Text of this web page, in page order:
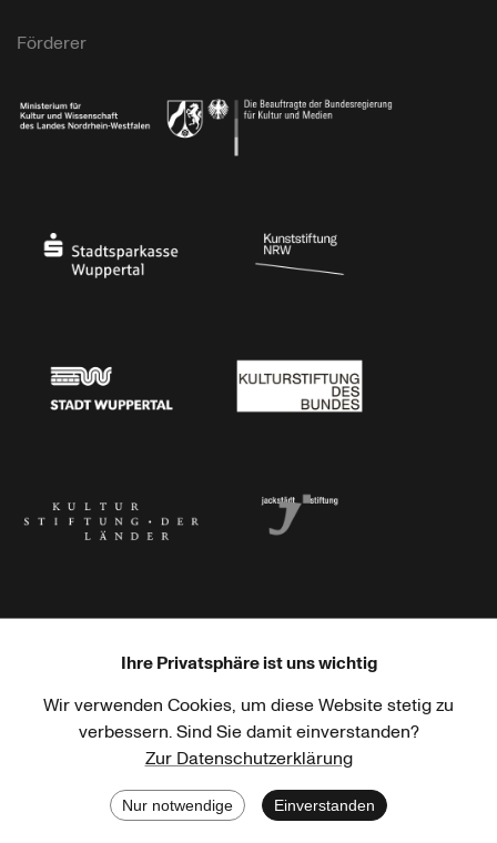
Förderer
Haus der Kulturen der Welt Goethe-Institut
Ihre Privatsphäre ist uns wichtig
Wir verwenden Cookies, um diese Website stetig zu
verbessern. Sind Sie damit einverstanden?
Zur Datenschutzerklärung
Nur notwendige Einverstanden